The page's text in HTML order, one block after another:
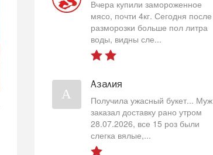
Вчера купили замороженное
мясо, почти 4кг. Сегодня после
разморозки больше пол литра
воды, видны сле...
А
Азалия
Получила ужасный букет... Муж
заказал доставку рано утром
28.07.2026, все 15 роз были
слегка вялые,...